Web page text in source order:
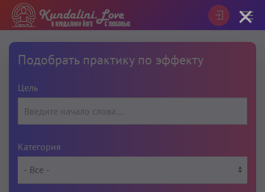
Подобрать практику по эффекту
Цель
Категория
×